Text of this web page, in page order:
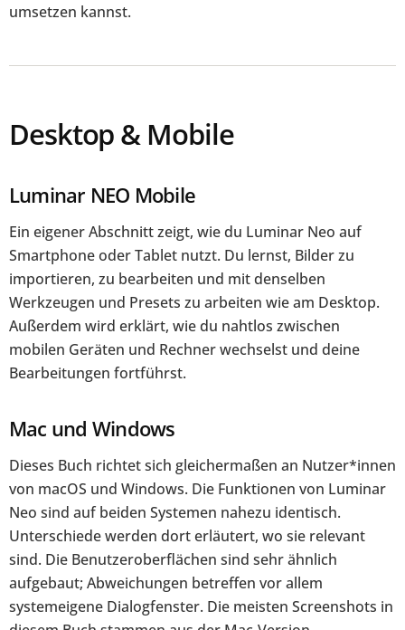
umsetzen kannst.
Desktop & Mobile
Luminar NEO Mobile
Ein eigener Abschnitt zeigt, wie du Luminar Neo auf
Smartphone oder Tablet nutzt. Du lernst, Bilder zu
importieren, zu bearbeiten und mit denselben
Werkzeugen und Presets zu arbeiten wie am Desktop.
Außerdem wird erklärt, wie du nahtlos zwischen
mobilen Geräten und Rechner wechselst und deine
Bearbeitungen fortführst.
Mac und Windows
Dieses Buch richtet sich gleichermaßen an Nutzer*innen
von macOS und Windows. Die Funktionen von Luminar
Neo sind auf beiden Systemen nahezu identisch.
Unterschiede werden dort erläutert, wo sie relevant
sind. Die Benutzeroberflächen sind sehr ähnlich
aufgebaut; Abweichungen betreffen vor allem
systemeigene Dialogfenster. Die meisten Screenshots in